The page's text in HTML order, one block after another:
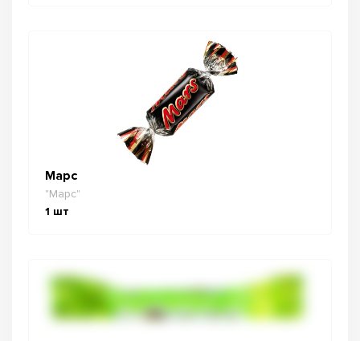
Марс
"Марс"
1 шт